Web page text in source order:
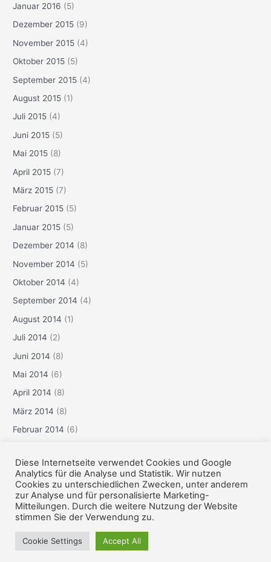
Januar 2016 (5)
Dezember 2015 (9)
November 2015 (4)
Oktober 2015 (5)
September 2015 (4)
August 2015 (1)
Juli 2015 (4)
Juni 2015 (5)
Mai 2015 (8)
April 2015 (7)
März 2015 (7)
Februar 2015 (5)
Januar 2015 (5)
Dezember 2014 (8)
November 2014 (5)
Oktober 2014 (4)
September 2014 (4)
August 2014 (1)
Juli 2014 (2)
Juni 2014 (8)
Mai 2014 (6)
April 2014 (8)
März 2014 (8)
Februar 2014 (6)
Dezember 2013(6)
Copyright © 2026 pmkniederrhein | Präsentiert von
Diese Internetseite verwendet Cookies und Google
Analytics für die Analyse und Statistik. Wir nutzen
Cookies zu unterschiedlichen Zwecken, unter anderem
zur Analyse und für personalisierte Marketing-
Mitteilungen. Durch die weitere Nutzung der Website
stimmen Sie der Verwendung zu.
Cookie Settings Accept All